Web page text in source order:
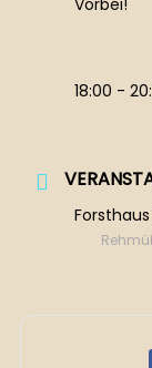
Vorbei!
18:00 -